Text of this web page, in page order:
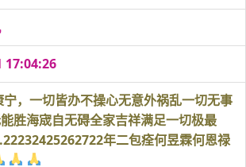
17:04:26
，一切皆办不操心无意外祸乱一切无事
胜海宬自无碍全家吉祥满足一切极最
年二包痊何昱霖何恩禄